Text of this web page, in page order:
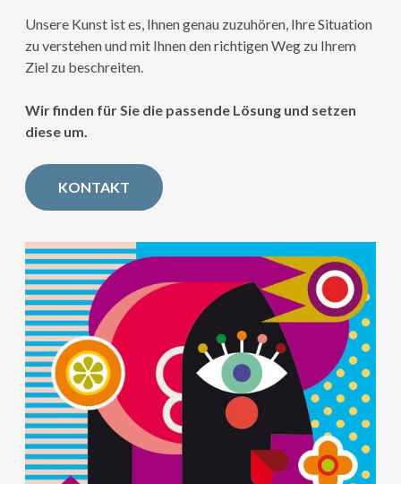
Unsere Kunst ist es, Ihnen genau zuzuhören, Ihre Situation
zu verstehen und mit Ihnen den richtigen Weg zu Ihrem
Ziel zu beschreiten.
Wir finden für Sie die passende Lösung und setzen
diese um.
KONTAKT